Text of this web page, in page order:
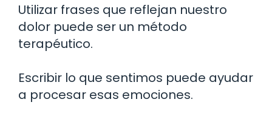
Utilizar frases que reflejan nuestro
dolor puede ser un método
terapéutico.
Escribir lo que sentimos puede ayudar
a procesar esas emociones.